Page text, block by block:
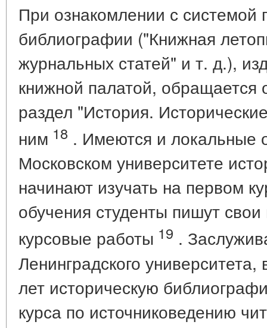
При ознакомлении с системой
библиографии ("Книжная
журнальных статей" и т. д.),
книжной палатой, обращается
раздел "История.
ним 18 . Имеются и локальные
Московском университете
начинают изучать на первом
обучения студенты пишут
курсовые работы 19 .
Ленинградского
лет историческую
курса по источниковедению